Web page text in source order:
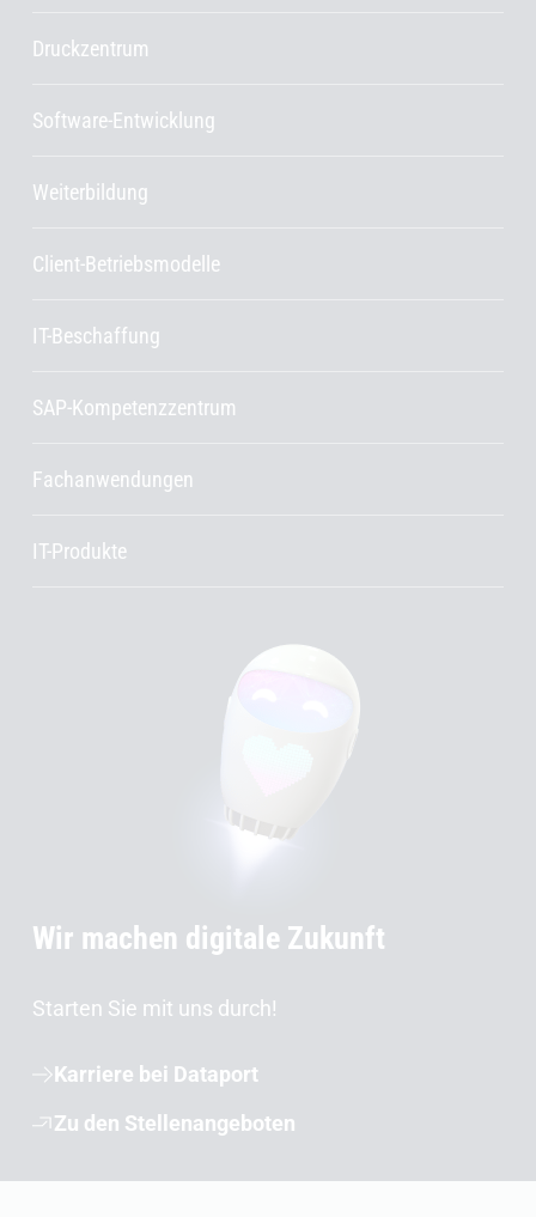
Druckzentrum
Software-Entwicklung
Weiterbildung
Client-Betriebsmodelle
IT-Beschaffung
SAP-Kompetenzzentrum
Fachanwendungen
IT-Produkte
Wir machen digitale Zukunft
Starten Sie mit uns durch!
Karriere bei Dataport
Zu den Stellenangeboten